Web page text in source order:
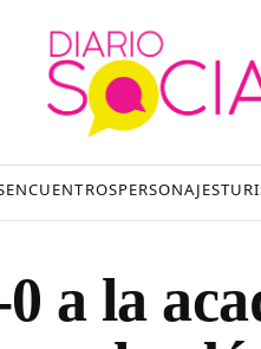
ENCUENTROSPERSONAJES
a la